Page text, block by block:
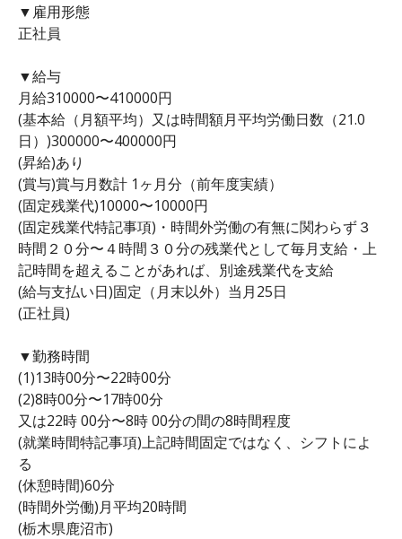
▼雇用形態
正社員
▼給与
月給310000〜410000円
(基本給（月額平均）又は時間額月平均労働日数（21.0
日）)300000〜400000円
(昇給)あり
(賞与)賞与月数計 1ヶ月分（前年度実績）
(固定残業代)10000〜10000円
(固定残業代特記事項)・時間外労働の有無に関わらず３
時間２０分〜４時間３０分の残業代として毎月支給・上
記時間を超えることがあれば、別途残業代を支給
(給与支払い日)固定（月末以外）当月25日
(正社員)
▼勤務時間
(1)13時00分〜22時00分
(2)8時00分〜17時00分
又は22時 00分〜8時 00分の間の8時間程度
(就業時間特記事項)上記時間固定ではなく、シフトによ
る
(休憩時間)60分
(時間外労働)月平均20時間
(栃木県鹿沼市)